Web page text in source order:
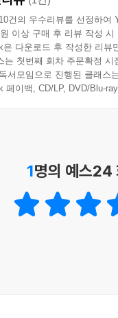
건의 우수리뷰를 선정하여
이상 구매 후 리뷰 작성 시
은 다운로드 후 작성한 리뷰
는 첫번째 회차 주문확정
서모임으로 진행된 클래스
페이백, CD/LP, DVD/Blu-
1명의 예스24